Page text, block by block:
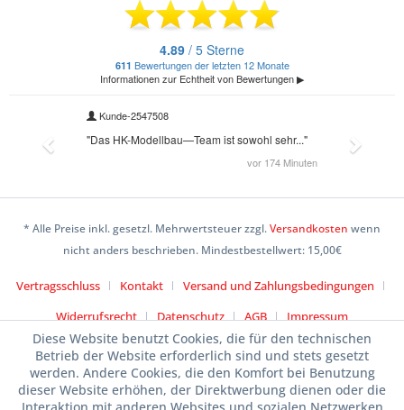
* Alle Preise inkl. gesetzl. Mehrwertsteuer zzgl.Versandkosten wenn
nicht anders beschrieben. Mindestbestellwert: 15,00€
Vertragsschluss Kontakt
Versand und Zahlungsbedingungen
Widerrufsrecht
Datenschutz AGB Impressum
Diese Website benutzt Cookies, die für den technischen
Betrieb der Website erforderlich sind und stets gesetzt
werden. Andere Cookies, die den Komfort bei Benutzung
dieser Website erhöhen, der Direktwerbung dienen oder die